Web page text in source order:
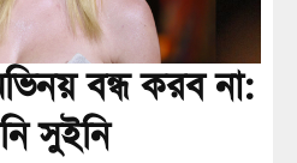
বন্ধ করব না:
সুইনি